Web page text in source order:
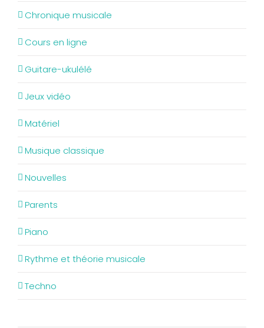
Chronique musicale
Cours en ligne
Guitare-ukulélé
Jeux vidéo
Matériel
Musique classique
Nouvelles
Parents
Piano
Rythme et théorie musicale
Techno